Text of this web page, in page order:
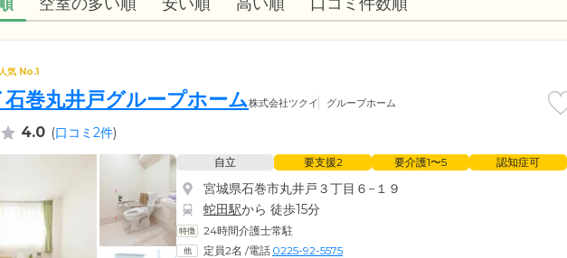
気 No.1
巻丸井戸グループホーム株式会社ツクイ グループホーム
4.0 (口コミ2件)
自立 要支援2 要介護1〜5 認知症可
宮城県石巻市丸井戸３丁目６−１９
蛇田駅から 徒歩15分
24時間介護士常駐
定員2名 /電話 0225-92-5575